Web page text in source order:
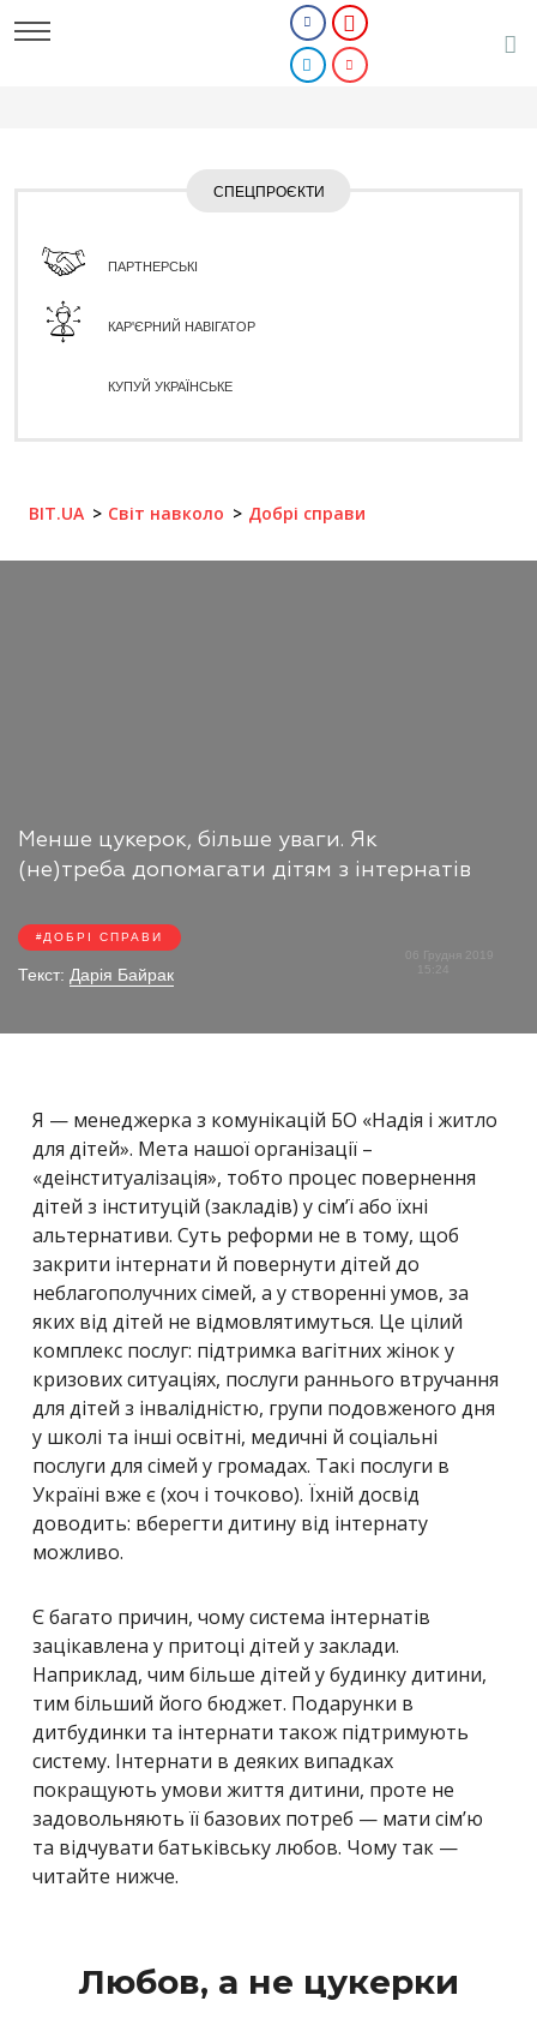
СПЕЦПРОЄКТИ
ПАРТНЕРСЬКІ
КАР'ЄРНИЙ НАВІГАТОР
КУПУЙ УКРАЇНСЬКЕ
BIT.UA Світ навколо Добрі справи
Менше цукерок, більше уваги. Як
(не)треба допомагати дітям з інтернатів
ДОБРІ СПРАВИ
Текст: Дарія Байрак
06 Грудня 2019
Я — менеджерка з комунікацій БО «Надія і житло
для дітей». Мета нашої організації –
«деінституалізація», тобто процес повернення
дітей з інституцій (закладів) у сім’ї або їхні
альтернативи. Суть реформи не в тому, щоб
закрити інтернати й повернути дітей до
неблагополучних сімей, а у створенні умов, за
яких від дітей не відмовлятимуться. Це цілий
комплекс послуг: підтримка вагітних жінок у
кризових ситуаціях, послуги раннього втручання
для дітей з інвалідністю, групи подовженого дня
у школі та інші освітні, медичні й соціальні
послуги для сімей у громадах. Такі послуги в
Україні вже є (хоч і точково). Їхній досвід
доводить: вберегти дитину від інтернату
можливо.
Є багато причин, чому система інтернатів
зацікавлена у притоці дітей у заклади.
Наприклад, чим більше дітей у будинку дитини,
тим більший його бюджет. Подарунки в
дитбудинки та інтернати також підтримують
систему. Інтернати в деяких випадках
покращують умови життя дитини, проте не
задовольняють її базових потреб — мати сім’ю
та відчувати батьківську любов. Чому так —
читайте нижче.
Любов, а не цукерки